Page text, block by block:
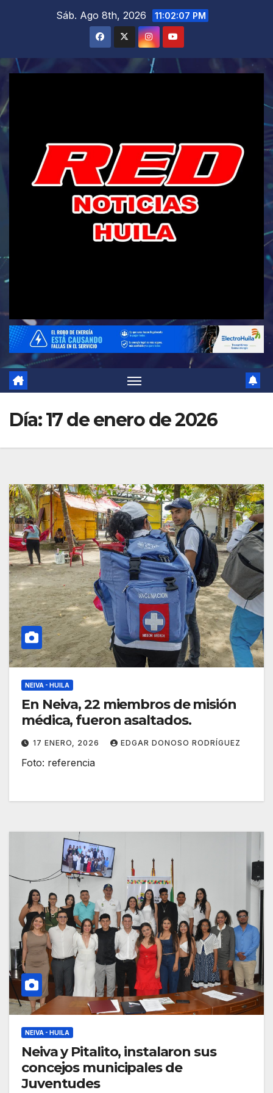
Sáb. Ago 8th, 2026 11:02:08 PM
Día:17 de enero de 2026
NEIVA - HUILA
En Neiva, 22 miembros de misión
médica, fueron asaltados.
17 ENERO, 2026 EDGAR DONOSO RODRÍGUEZ
Foto: referencia
NEIVA - HUILA
Neiva y Pitalito, instalaron sus
concejos municipales de
Juventudes